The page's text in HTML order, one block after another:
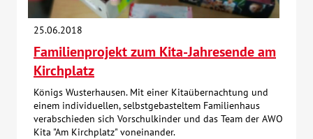
25.06.2018
Familienprojekt zum Kita-Jahresende am
Kirchplatz
Königs Wusterhausen. Mit einer Kitaübernachtung und
einem individuellen, selbstgebasteltem Familienhaus
verabschieden sich Vorschulkinder und das Team der AWO
Kita "Am Kirchplatz" voneinander.